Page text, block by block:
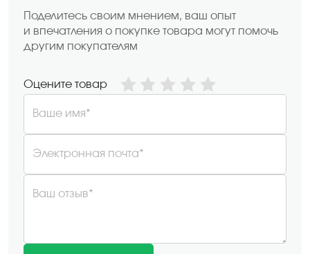
Поделитесь своим мнением, ваш опыт
и впечатления о покупке товара могут помочь
другим покупателям
Оцените товар
Ваше имя*
Электронная почта*
Ваш отзыв*